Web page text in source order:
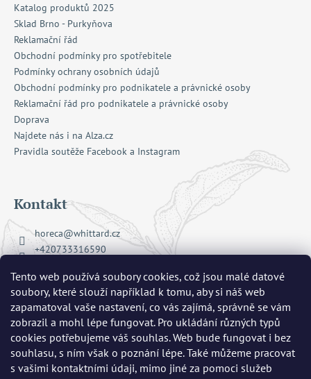
Tento web používá soubory cookies, což jsou malé datové
soubory, které slouží například k tomu, aby si náš web
zapamatoval vaše nastavení, co vás zajímá, správně se vám
zobrazil a mohl lépe fungovat. Pro ukládání různých typů
cookies potřebujeme váš souhlas. Web bude fungovat i bez
souhlasu, s ním však o poznání lépe. Také můžeme pracovat
s vašimi kontaktními údaji, mimo jiné za pomoci služeb
Katalog produktů 2025
Sklad Brno - Purkyňova
Reklamační řád
Obchodní podmínky pro spotřebitele
Podmínky ochrany osobních údajů
Obchodní podmínky pro podnikatele a právnické osoby
Reklamační řád pro podnikatele a právnické osoby
Doprava
Najdete nás i na Alza.cz
Pravidla soutěže Facebook a Instagram
Kontakt
horeca@whittard.cz
+420733316590
whittard_cz
Přijímáme online platby